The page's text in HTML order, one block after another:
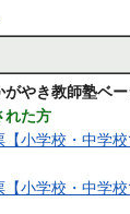
やき教師塾ベー
れた方
小学校・中学
小学校・中学